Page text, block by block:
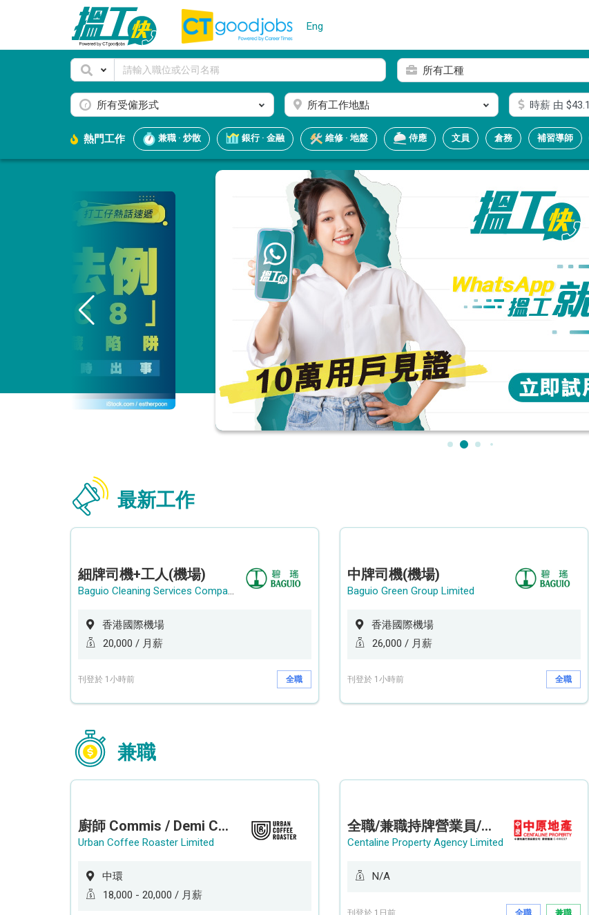
Eng
所有工種
所有受僱形式 所有工作地點 時薪由 $43.1
熱門工作 兼職 · 炒散 銀行 · 金融 維修 · 地盤 侍應 文員 倉務 補習導師
最新工作
細牌司機+工人(機場)
Baguio Cleaning Services Company Limited
香港國際機場
20,000 / 月薪
刊登於 1小時前 全職
中牌司機(機場)
Baguio Green Group Limited
香港國際機場
26,000 / 月薪
刊登於 1小時前 全職
兼職
廚師 Commis / Demi Chef (全職/ 兼職) (工作地點:中環)
Urban Coffee Roaster Limited
中環
18,000 - 20,000 / 月薪
全職/兼職持牌營業員/持牌地產代理 (長沙灣/將軍澳/油塘)
Centaline Property Agency Limited
N/A
刊登於 1日前 全職 兼職